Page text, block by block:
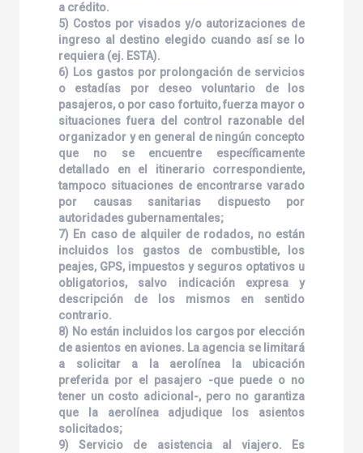
a crédito.
5) Costos por visados y/o autorizaciones de
ingreso al destino elegido cuando así se lo
requiera (ej. ESTA).
6) Los gastos por prolongación de servicios
o estadías por deseo voluntario de los
pasajeros, o por caso fortuito, fuerza mayor o
situaciones fuera del control razonable del
organizador y en general de ningún concepto
que no se encuentre específicamente
detallado en el itinerario correspondiente,
tampoco situaciones de encontrarse varado
por causas sanitarias dispuesto por
autoridades gubernamentales;
7) En caso de alquiler de rodados, no están
incluidos los gastos de combustible, los
peajes, GPS, impuestos y seguros optativos u
obligatorios, salvo indicación expresa y
descripción de los mismos en sentido
contrario.
8) No están incluidos los cargos por elección
de asientos en aviones. La agencia se limitará
a solicitar a la aerolínea la ubicación
preferida por el pasajero -que puede o no
tener un costo adicional-, pero no garantiza
que la aerolínea adjudique los asientos
solicitados;
9) Servicio de asistencia al viajero. Es